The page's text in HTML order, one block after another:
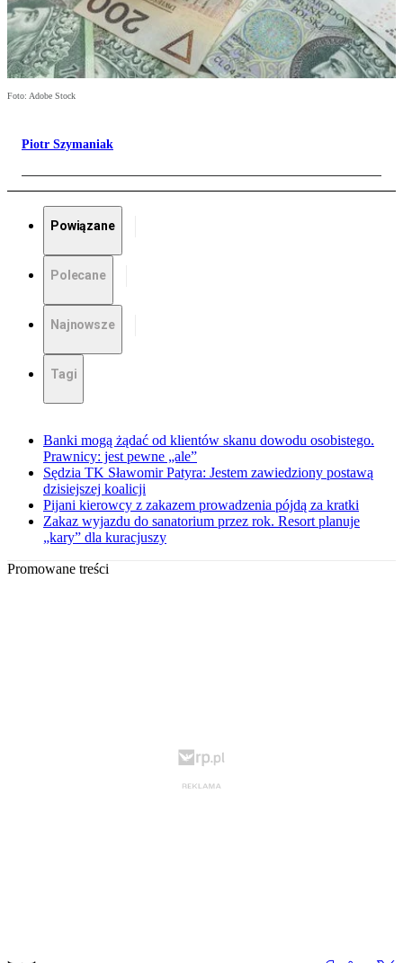
Foto: Adobe Stock
Piotr Szymaniak
Powiązane
Polecane
Najnowsze
Tagi
Banki mogą żądać od klientów skanu dowodu osobistego.
Prawnicy: jest pewne „ale”
Sędzia TK Sławomir Patyra: Jestem zawiedziony postawą
dzisiejszej koalicji
Pijani kierowcy z zakazem prowadzenia pójdą za kratki
Zakaz wyjazdu do sanatorium przez rok. Resort planuje
„kary” dla kuracjuszy
Promowane treści